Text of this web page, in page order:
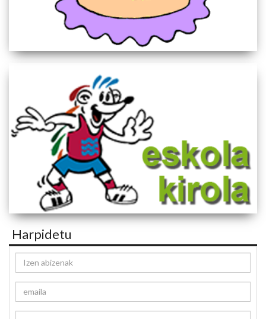
Harpidetu